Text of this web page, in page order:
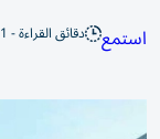
استمع دقائق القراءة - 1